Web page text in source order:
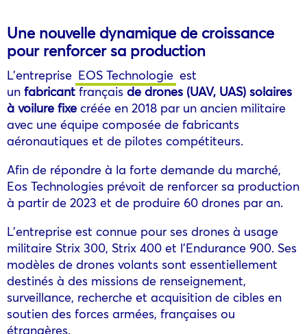
Une nouvelle dynamique de croissance
pour renforcer sa production
L’entreprise EOS Technologie est
un fabricantfrançaisde drones (UAV, UAS) solaires
à voilure fixe créée en 2018 par un ancien militaire
avec une équipe composée de fabricants
aéronautiques et de pilotes compétiteurs.
Afin de répondre à la forte demande du marché,
Eos Technologies prévoit de renforcer sa production
à partir de 2023 et de produire 60 drones par an.
L’entreprise est connue pour ses drones à usage
militaire Strix 300, Strix 400 et l’Endurance 900. Ses
modèles de drones volants sont essentiellement
destinés à des missions de renseignement,
surveillance, recherche et acquisition de cibles en
soutien des forces armées, françaises ou
étrangères.